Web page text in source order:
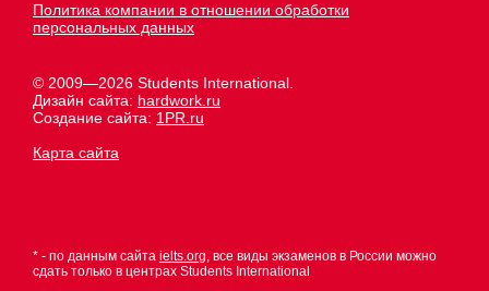
Политика компании в отношении обработки
персональных данных
© 2009—2026 Students International.
Дизайн сайта: hardwork.ru
Создание сайта: 1PR.ru
Карта сайта
* - по данным сайта ielts.org, все виды экзаменов в России можно
сдать только в центрах Students International